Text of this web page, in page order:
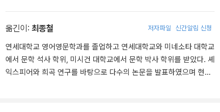
수사학, 문학 등을 배웠는데, 《성경》과 더불어 오비디우스의 《변신》
은 셰익스피어에게 상상력의 원천이 된다. 그리스어도 배웠지만 그리
신통하지는 않았다. 그 때문에 동시대 극작가 벤 존슨은 “라틴어는 신
통하지 않고, 그리스어는 더 말할 것이 없다”라고 셰익스피어를 조롱
옮긴이: 최종철 저자파일 신간알림 신청
연세대학교 영어영문학과를 졸업하고 연세대학교와 미네소타 대학교
에서 문학 석사 학위, 미시건 대학교에서 문학 박사 학위를 받았다. 셰
익스피어와 희곡 연구를 바탕으로 다수의 논문을 발표하였으며 현재